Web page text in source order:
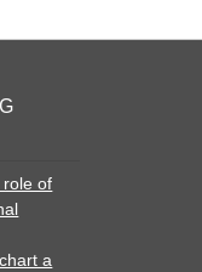
role of
a